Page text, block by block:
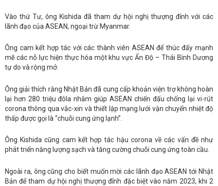
Vào thứ Tư, ông Kishida đã tham dự hội nghị thượng đỉnh với các
lãnh đạo của ASEAN, ngoại trừ Myanmar.
Ông cam kết hợp tác với các thành viên ASEAN để thúc đẩy mạnh
mẽ các nỗ lực hiện thực hóa một khu vực Ấn Độ – Thái Bình Dương
tự do và rộng mở.
Ông giải thích rằng Nhật Bản đã cung cấp khoản viện trợ không hoàn
lại hơn 280 triệu đôla nhằm giúp ASEAN chiến đấu chống lại vi-rút
corona thông qua vắc-xin và thiết lập mạng lưới vận chuyển nhiệt độ
thấp được gọi là “chuỗi cung ứng lạnh”.
Ông Kishida cũng cam kết hợp tác hậu corona về các vấn đề như
phát triển năng lượng sạch và tăng cường chuỗi cung ứng toàn cầu.
Ngoài ra, ông cũng cho biết muốn mời các lãnh đạo ASEAN tới Nhật
Bản để tham dự hội nghị thượng đỉnh đặc biệt vào năm 2023, khi 2